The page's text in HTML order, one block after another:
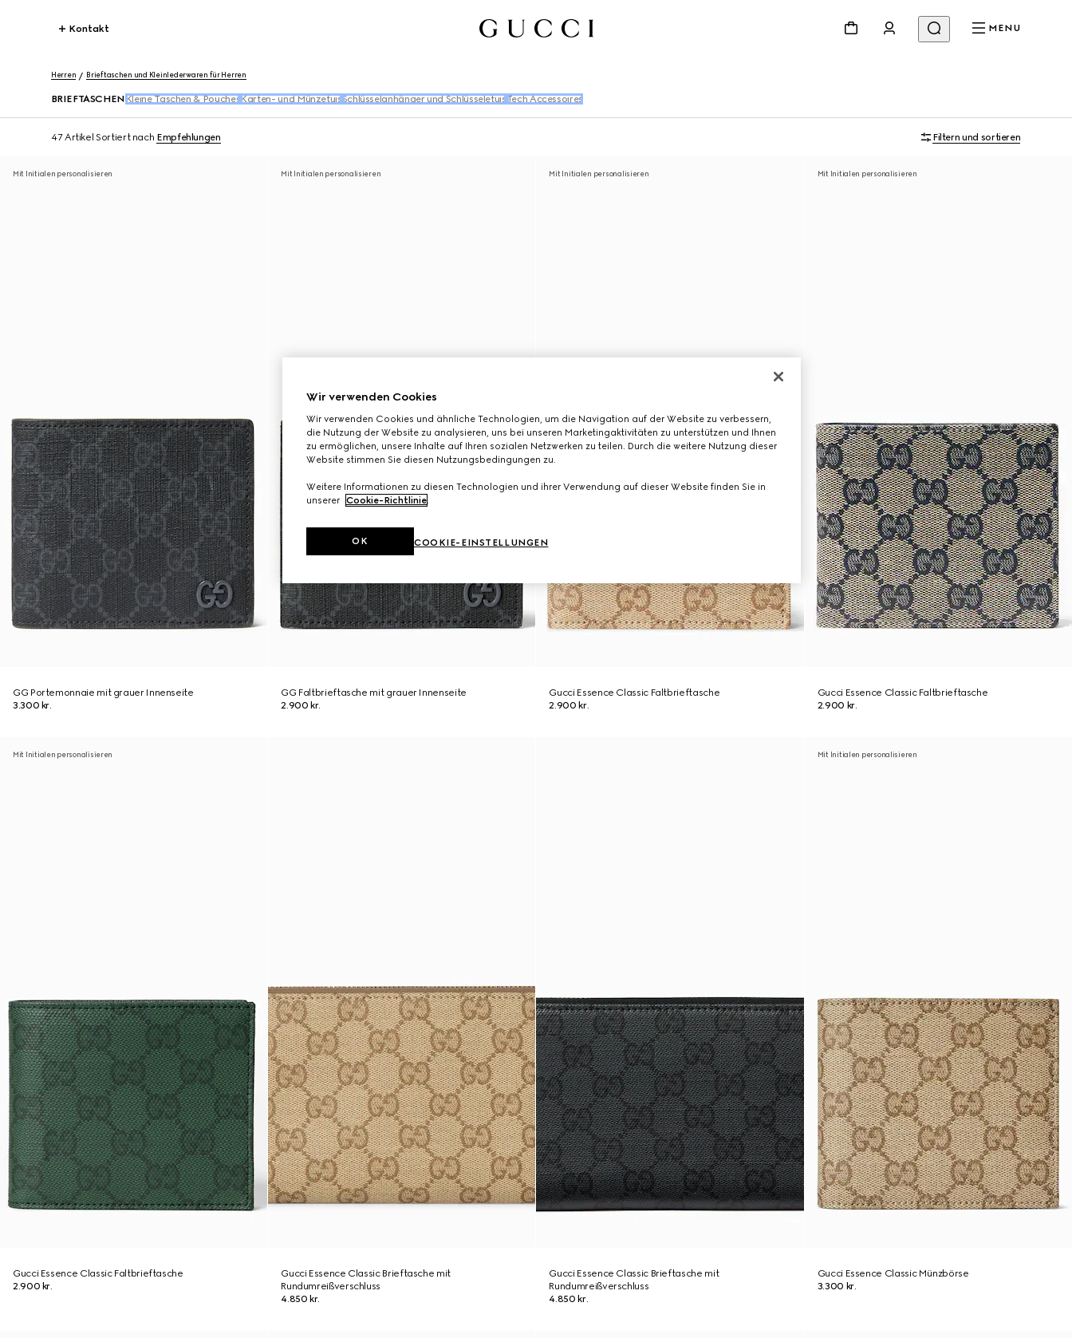
Kontakt MENU
Herren Brieftaschen und Kleinlederwaren für Herren
BRIEFTASCHEN Kleine Taschen & Pouches Karten- und Münzetuis Schlüsselanhänger und Schlüsseletuis Tech Accessoires
47 Artikel Sortiert nach Empfehlungen Filtern und sortieren
Mit Initialen personalisieren
GG Portemonnaie mit grauer Innenseite
3.300 kr.
Mit Initialen personalisieren
GG Faltbrieftasche mit grauer Innenseite
2.900 kr.
Mit Initialen personalisieren
Gucci Essence Classic Faltbrieftasche
2.900 kr.
Mit Initialen personalisieren
Gucci Essence Classic Faltbrieftasche
2.900 kr.
Mit Initialen personalisieren
Gucci Essence Classic Faltbrieftasche
2.900 kr.
Gucci Essence Classic Brieftasche mit
Rundumreißverschluss
4.850 kr.
Gucci Essence Classic Brieftasche mit
Rundumreißverschluss
4.850 kr.
Mit Initialen personalisieren
Gucci Essence Classic Münzbörse
3.300 kr.
Wir verwenden Cookies
Wir verwenden Cookies und ähnliche Technologien, um die Navigation auf der Website zu verbessern,
die Nutzung der Website zu analysieren, uns bei unseren Marketingaktivitäten zu unterstützen und Ihnen
zu ermöglichen, unsere Inhalte auf Ihren sozialen Netzwerken zu teilen. Durch die weitere Nutzung dieser
Website stimmen Sie diesen Nutzungsbedingungen zu.
Weitere Informationen zu diesen Technologien und ihrer Verwendung auf dieser Website finden Sie in
unserer Cookie-Richtlinie.
COOKIE-EINSTELLUNGEN
OK